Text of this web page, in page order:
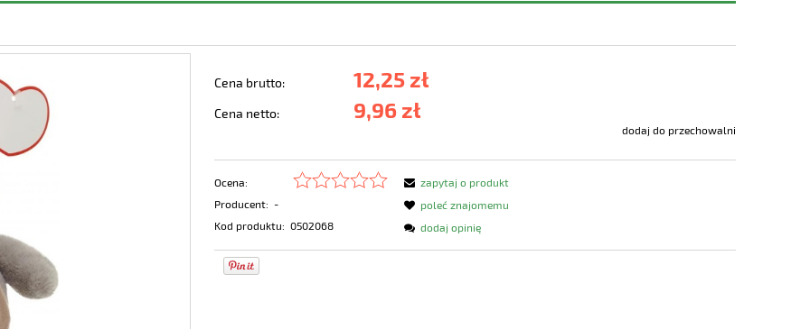
Cena brutto: 12,25 zł
Cena netto: 9,96 zł
dodaj do przechowalni
Ocena:
Producent: -
Kod produktu: 0502068
zapytaj o produkt
poleć znajomemu
dodaj opinię